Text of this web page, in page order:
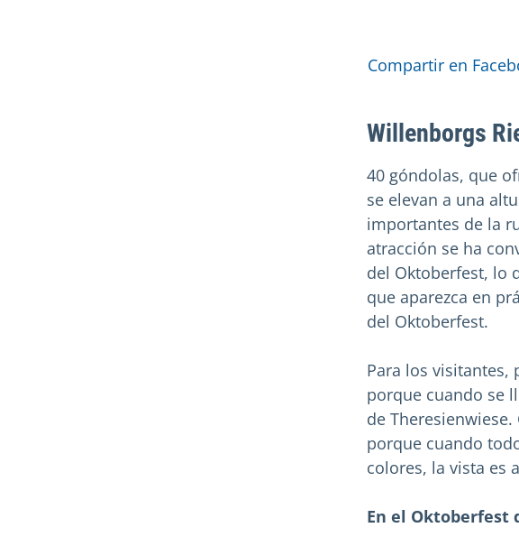
Más acciones
Compartir en
Willenborgs
40 góndolas, que
se elevan a una
importantes de la
atracción se ha
del Oktoberfest, lo
que aparezca en
del Oktoberfest.
Para los visitantes,
porque cuando se
de
porque cuando
colores, la vista es
En el Oktoberfest